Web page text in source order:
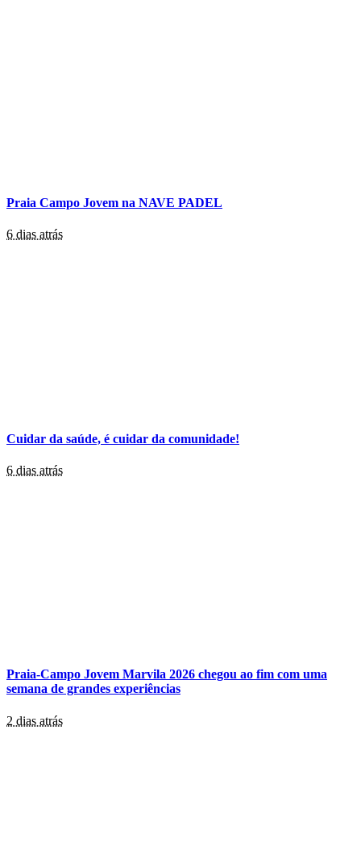
Praia Campo Jovem na NAVE PADEL
6 dias atrás
Cuidar da saúde, é cuidar da comunidade!
6 dias atrás
Praia-Campo Jovem Marvila 2026 chegou ao fim com uma
semana de grandes experiências
2 dias atrás